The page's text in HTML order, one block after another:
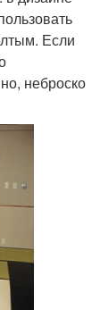
Если
неброско